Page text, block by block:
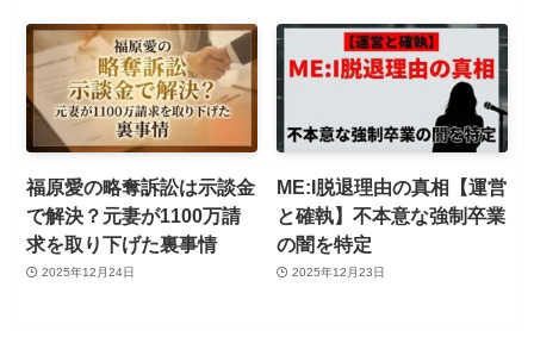
福原愛の略奪訴訟は示談金
で解決？元妻が1100万請
求を取り下げた裏事情
2025年12月24日
ME:I脱退理由の真相【運営
と確執】不本意な強制卒業
の闇を特定
2025年12月23日